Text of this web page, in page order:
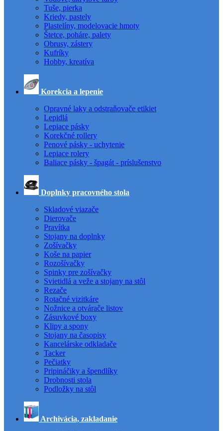
Tuše, pierka
Kriedy, pastely
Plastelíny, modelovacie hmoty
Štetce, poháre, palety
Obrusy, zástery
Kufríky
Hobby, kreatíva
Korekcia a lepenie
Opravné laky a odstraňovače etikiet
Lepidlá
Lepiace pásky
Korekčné rollery
Penové pásky - uchytenie
Lepiace rolery
Baliace pásky - špagát - príslušenstvo
Doplnky pracovného stola
Skladové viazače
Dierovače
Pravítka
Stojany na doplnky
Zošívačky
Koše na papier
Rozošívačky
Spinky pre zošívačky
Svietidlá a veže a stojany na stôl
Rezače
Rotačné vizitkáre
Nožnice a otvárače listov
Zásuvkové boxy
Klipy a spony
Stojany na časopisy
Kancelárske odkladače
Tacker
Pečiatky
Pripináčiky a špendlíky
Drobnosti stola
Podložky na stôl
Archivácia, zakladanie